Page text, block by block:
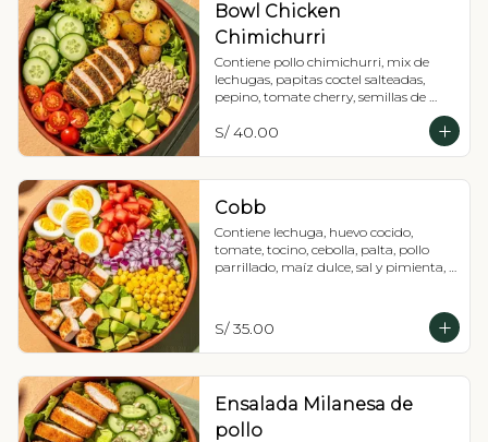
Bowl Chicken
Chimichurri
Contiene pollo chimichurri, mix de
lechugas, papitas coctel salteadas,
pepino, tomate cherry, semillas de
vinagreta pesto.
S/ 40.00
Cobb
Contiene lechuga, huevo cocido,
tomate, tocino, cebolla, palta, pollo
parrillado, maíz dulce, sal y pimienta,
S/ 35.00
Ensalada Milanesa de
pollo